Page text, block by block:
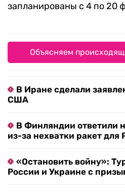
запланированы с 4 по 20
Объясняем
В Иране сделали
США
В Финляндии ответили
из-за нехватки ракет для
«Остановить войну»:
России и Украине с